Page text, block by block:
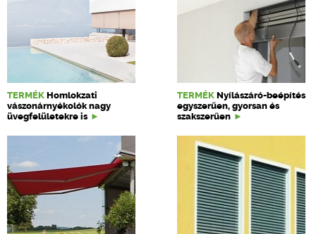
TERMÉK Homlokzati
vászonárnyékolók nagy
üvegfelületekre is
TERMÉK Nyílászáró-beépítés
egyszerűen, gyorsan és
szakszerűen